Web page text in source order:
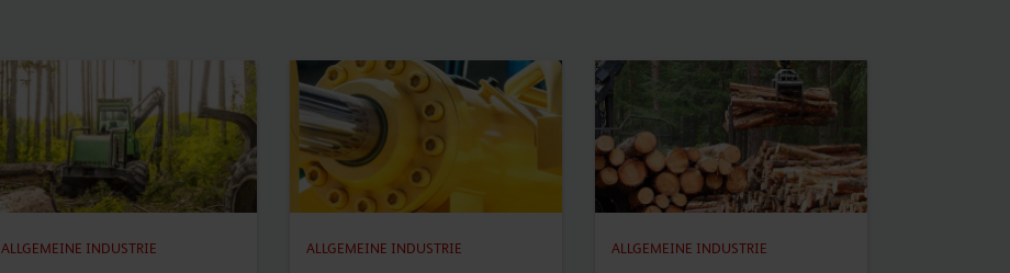
ALLGEMEINE INDUSTRIE ALLGEMEINE INDUSTRIE ALLGEMEINE INDUSTRIE